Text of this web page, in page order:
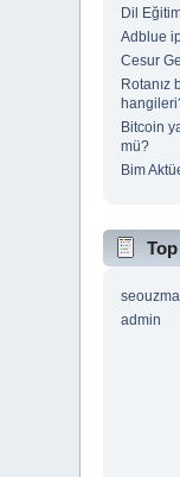
Dil
Adblue
Cesur
Rotanız
Bitcoin
mü?
Bim
admin